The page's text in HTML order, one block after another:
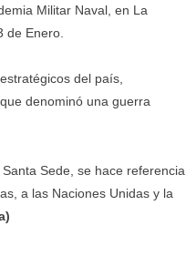
Militar Naval, en La
de Enero.
del país,
denominó una guerra
Sede, se hace referencia
a las Naciones Unidas y la